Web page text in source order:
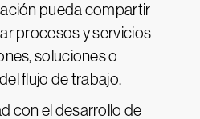
pueda compartir
procesos y servicios
soluciones o
flujo de trabajo.
con el desarrollo de